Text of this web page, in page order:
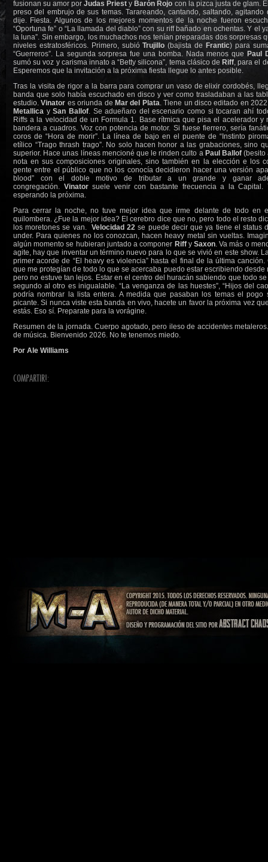
fusionan su amor porJudas Priest y Barón Rojo con la pizca justa de glam.
preso del embrujo de sus temas. Tarareando, cantando, saltando,
dije. Fiesta. Algunos de los mejores momentos de la noche fueron
“Oportuna fe” o “La llamada del diablo” con su riff bañado en ochentas. Y el
la luna”. Sin embargo, los muchachos nos tenían preparadas dos sorpresas
niveles estratosféricos. Primero, subióTrujillo(bajista de Frantic) para
“Guerreros”. La segunda sorpresa fue una bomba. Nada menos que Paul
sumó su voz y carisma innato a “Betty silicona”, tema clásico de Riff, para el
Esperemos que la invitación a la próxima fiesta llegue lo antes posible.
Tras la visita de rigor a la barra para comprar un vaso de elixir cordobés,
banda que solo había escuchado en disco y ver como trasladaban a las
estudio.Vinator es oriunda de Mar del Plata. Tiene un disco editado en
Metallica ySan Ballof. Se adueñaro del escenario como si tocaran ahí
Riffs a la velocidad de un Formula 1. Base rítmica que pisa el acelerador y
bandera a cuadros. Voz con potencia de motor. Si fuese fierrero, sería
coros de “Hora de morir”. La línea de bajo en el puente de “Instinto
etílico “Trago thrash trago”. No solo hacen honor a las grabaciones, sino
superior. Hace unas líneas mencioné que le rinden culto a Paul Ballof(besito
nota en sus composiciones originales, sino también en la elección e los
gente entre el público que no los conocía decidieron hacer una versión
blood” con el doble motivo de tributar a un grande y ganar
congregación. Vinatorsuele venir con bastante frecuencia a la Capital.
esperando la próxima.
Para cerrar la noche, no tuve mejor idea que irme delante de todo en
quilombera. ¿Fue la mejor idea? El cerebro dice que no, pero todo el resto
los moretones se van.Velocidad 22se puede decir que ya tiene el status
under. Para quienes no los conozcan, hacen heavy metal sin vueltas.
algún momento se hubieran juntado a componer Riff ySaxon. Va más o
agite, hay que inventar un término nuevo para lo que se vivió en este show.
primer acorde de “El heavy es violencia” hasta el final de la última
que me protegían de todo lo que se acercaba puedo estar escribiendo desde
pero no estuve tan lejos. Estar en el centro del huracán sabiendo que todo
segundo al otro es inigualable. “La venganza de las huestes”, “Hijos del
podría nombrar la lista entera. A medida que pasaban los temas el pogo
picante. Si nunca viste esta banda en vivo, hacete un favor la próxima vez
estás. Eso sí. Preparate para la vorágine.
Resumen de la jornada. Cuerpo agotado, pero ileso de accidentes
de música. Bienvenido 2026. No te tenemos miedo.
Por Ale Williams
COMPARTIR!: